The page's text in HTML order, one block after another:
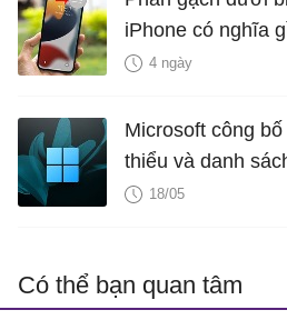
iPhone có nghĩa
hiểm?
4 ngày
Microsoft công
thiểu và danh
Windows 11 LTSC
18/05
Có thể bạn quan tâm